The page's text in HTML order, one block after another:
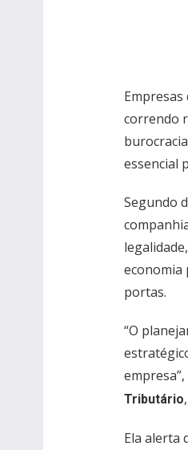
correndo
essencial
Segundo
economia
portas.
“O
Tributário
Ela alerta